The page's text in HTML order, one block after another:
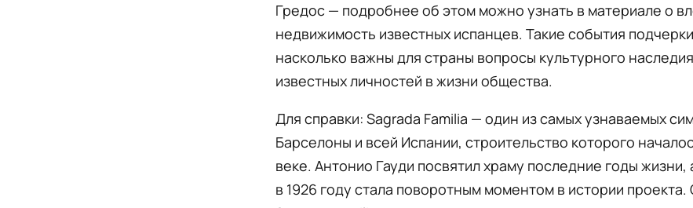
Гредос — подробнее об этом можно узнать в материале о
недвижимость известных испанцев. Такие события
насколько важны для страны вопросы культурного
известных личностей в жизни общества.
Для справки: Sagrada Familia — один из самых узнаваемых
Барселоны и всей Испании, строительство которого
веке. Антонио Гауди посвятил храму последние годы жизни,
в 1926 году стала поворотным моментом в истории проекта.